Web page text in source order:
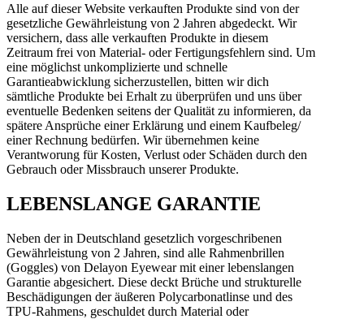
Alle auf dieser Website verkauften Produkte sind von der
gesetzliche Gewährleistung von 2 Jahren abgedeckt. Wir
versichern, dass alle verkauften Produkte in diesem
Zeitraum frei von Material- oder Fertigungsfehlern sind. Um
eine möglichst unkomplizierte und schnelle
Garantieabwicklung sicherzustellen, bitten wir dich
sämtliche Produkte bei Erhalt zu überprüfen und uns über
eventuelle Bedenken seitens der Qualität zu informieren, da
spätere Ansprüche einer Erklärung und einem Kaufbeleg/
einer Rechnung bedürfen. Wir übernehmen keine
Verantworung für Kosten, Verlust oder Schäden durch den
Gebrauch oder Missbrauch unserer Produkte.
LEBENSLANGE GARANTIE
Neben der in Deutschland gesetzlich vorgeschribenen
Gewährleistung von 2 Jahren, sind alle Rahmenbrillen
(Goggles) von Delayon Eyewear mit einer lebenslangen
Garantie abgesichert. Diese deckt Brüche und strukturelle
Beschädigungen der äußeren Polycarbonatlinse und des
TPU-Rahmens, geschuldet durch Material oder